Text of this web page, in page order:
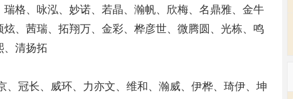
格、咏泓、妙诺、若晶、瀚帆、欣梅、名鼎雅、金牛
、茜瑞、拓翔万、金彩、桦彦世、微腾圆、光栋、鸣
、清扬拓
、冠长、威环、力亦文、维和、瀚威、伊桦、琦伊、坤